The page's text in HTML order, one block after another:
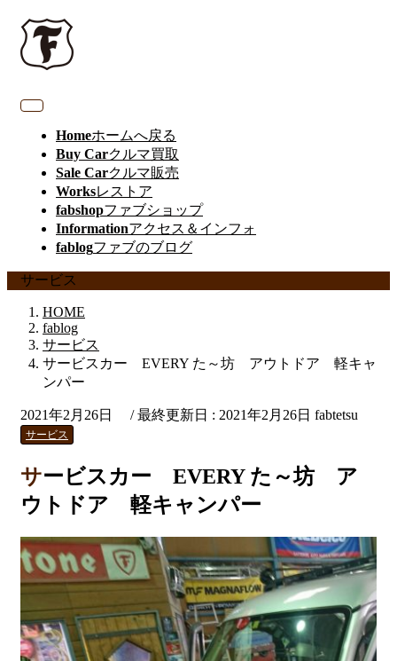
Homeホームへ戻る
Buy Carクルマ買取
Sale Carクルマ販売
Worksレストア
fabshopファブショップ
Informationアクセス＆インフォ
fablogファブのブログ
サービス
HOME
fablog
サービス
サービスカー EVERY た～坊 アウトドア 軽キャ
ンパー
2021年2月26日 / 最終更新日 : 2021年2月26日 fabtetsu
サービス
サービスカー EVERY た～坊 ア
ウトドア 軽キャンパー